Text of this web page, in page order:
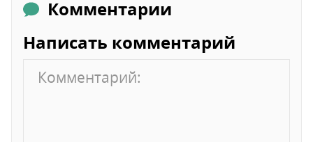
Комментарии
Написать комментарий